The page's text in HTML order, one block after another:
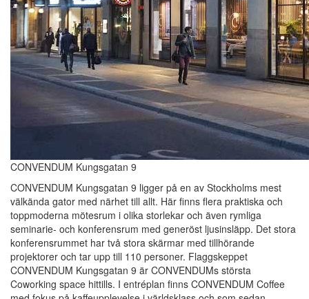
CONVENDUM Kungsgatan 9
CONVENDUM Kungsgatan 9 ligger på en av Stockholms mest
välkända gator med närhet till allt. Här finns flera praktiska och
toppmoderna mötesrum i olika storlekar och även rymliga
seminarie- och konferensrum med generöst ljusinsläpp. Det stora
konferensrummet har två stora skärmar med tillhörande
projektorer och tar upp till 110 personer. Flaggskeppet
CONVENDUM Kungsgatan 9 är CONVENDUMs största
Coworking space hittills. I entréplan finns CONVENDUM Coffee